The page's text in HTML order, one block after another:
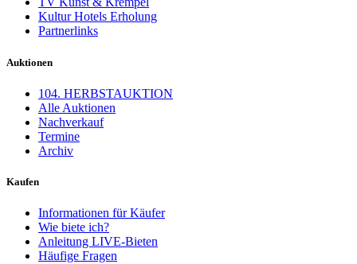
Kultur Hotels Erholung
Partnerlinks
Auktionen
104. HERBSTAUKTION
Alle Auktionen
Nachverkauf
Termine
Archiv
Kaufen
Informationen für Käufer
Wie biete ich?
Anleitung LIVE-Bieten
Häufige Fragen